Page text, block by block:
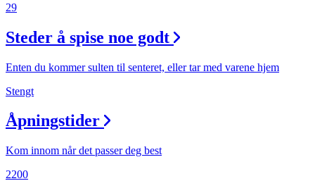
Finn frem
29
Steder å spise noe godt
Enten du kommer sulten til senteret, eller tar med varene hjem
Stengt
Åpningstider
Kom innom når det passer deg best
2200